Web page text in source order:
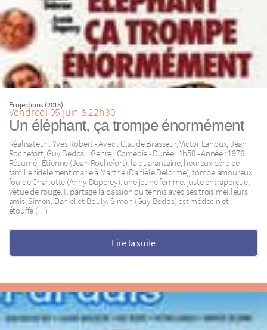
Projections (2015)
Vendredi 05 juin à 22h30
Un éléphant, ça trompe énormément
Réalisateur : Yves Robert - Avec : Claude Brasseur, Victor Lanoux, Jean
Rochefort, Guy Bedos... Genre : Comédie - Durée : 1h50 - Année : 1976
Résumé : Étienne (Jean Rochefort), la quarantaine, heureux père de
famille fidèlement marié à Marthe (Danièle Delorme), tombe amoureux
fou de Charlotte (Anny Duperey), une jeune femme, juste entraperçue,
vêtue de rouge. Il partage la passion du tennis avec ses trois meilleurs
amis, Simon, Daniel et Bouly. Simon (Guy Bedos) est médecin et
étouffé (…)
Lire la suite